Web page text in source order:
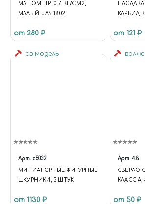
МАНОМЕТР, 0-7 КГ/СМ2,
МАЛЫЙ, JAS 1802
от 280 ₽
КАРБИД
от 121 ₽
св модель
Арт. c5032
МИНИАТЮРНЫЕ ФИГУРНЫЕ
ШКУРНИКИ, 5 ШТУК
от 1130 ₽
Арт. 4.8
СВЕРЛО
КЛАСС А,
от 50 ₽